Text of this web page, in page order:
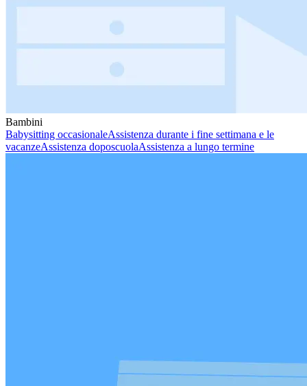
Bambini
Babysitting occasionaleAssistenza durante i fine settimana e le
vacanzeAssistenza doposcuolaAssistenza a lungo termine